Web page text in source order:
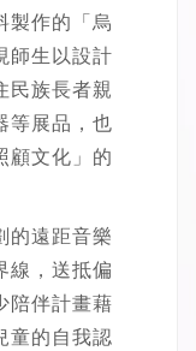
製作的「烏
師生以設計
民族長者親
等展品，也
顧文化」的
的遠距音樂
線，送抵偏
陪伴計畫藉
童的自我認